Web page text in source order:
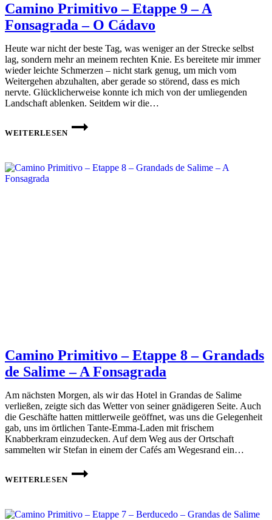
Camino Primitivo – Etappe 9 – A
Fonsagrada – O Cádavo
Heute war nicht der beste Tag, was weniger an der Strecke selbst
lag, sondern mehr an meinem rechten Knie. Es bereitete mir immer
wieder leichte Schmerzen – nicht stark genug, um mich vom
Weitergehen abzuhalten, aber gerade so störend, dass es mich
nervte. Glücklicherweise konnte ich mich von der umliegenden
Landschaft ablenken. Seitdem wir die…
WEITERLESEN
CAMINO
PRIMITIVO
A
Camino Primitivo – Etappe 8 – Grandads
de Salime – A Fonsagrada
Am nächsten Morgen, als wir das Hotel in Grandas de Salime
verließen, zeigte sich das Wetter von seiner gnädigeren Seite. Auch
die Geschäfte hatten mittlerweile geöffnet, was uns die Gelegenheit
gab, uns im örtlichen Tante-Emma-Laden mit frischem
Knabberkram einzudecken. Auf dem Weg aus der Ortschaft
sammelten wir Stefan in einem der Cafés am Wegesrand ein…
WEITERLESEN
CAMINO
PRIMITIVO
GRANDADS